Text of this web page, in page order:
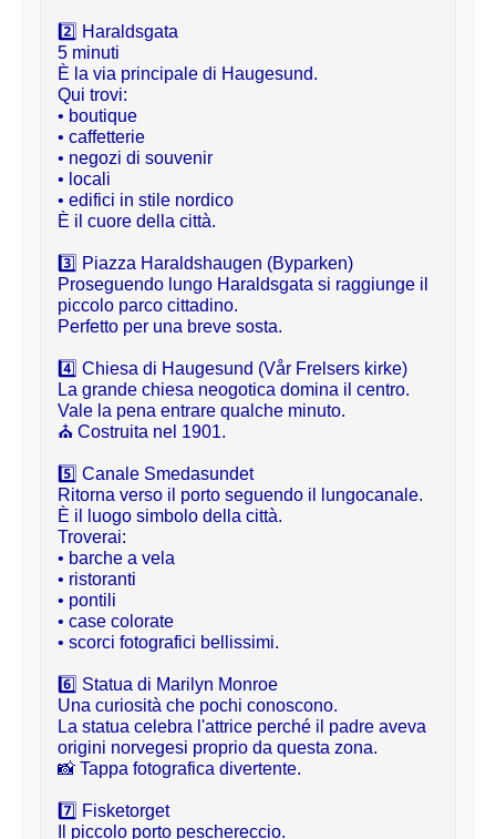
2️⃣ Haraldsgata
5 minuti
È la via principale di Haugesund.
Qui trovi:
• boutique
• caffetterie
• negozi di souvenir
• locali
• edifici in stile nordico
È il cuore della città.
3️⃣ Piazza Haraldshaugen (Byparken)
Proseguendo lungo Haraldsgata si raggiunge il
piccolo parco cittadino.
Perfetto per una breve sosta.
4️⃣ Chiesa di Haugesund (Vår Frelsers kirke)
La grande chiesa neogotica domina il centro.
Vale la pena entrare qualche minuto.
⛪ Costruita nel 1901.
5️⃣ Canale Smedasundet
Ritorna verso il porto seguendo il lungocanale.
È il luogo simbolo della città.
Troverai:
• barche a vela
• ristoranti
• pontili
• case colorate
• scorci fotografici bellissimi.
6️⃣ Statua di Marilyn Monroe
Una curiosità che pochi conoscono.
La statua celebra l'attrice perché il padre aveva
origini norvegesi proprio da questa zona.
📸 Tappa fotografica divertente.
7️⃣ Fisketorget
Il piccolo porto peschereccio.